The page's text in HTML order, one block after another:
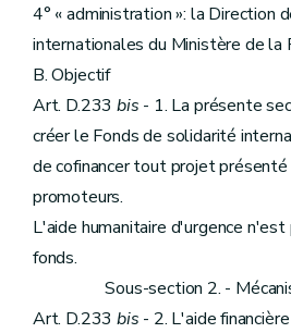
4° « administration »: la Direction
internationales du Ministère de la
B. Objectif
Art. D.233bis - 1. La présente
créer le Fonds de solidarité
de cofinancer tout projet présenté
promoteurs.
L'aide humanitaire d'urgence n'est
fonds.
Sous-section 2. -
Art. D.233bis - 2. L'aide